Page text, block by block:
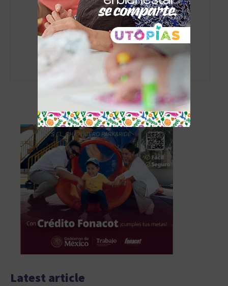
admin
https://www.elchapucero.com
- Advertisement -
Latest article
TAG´S EL_CHAPUCERO PARK&RIDE